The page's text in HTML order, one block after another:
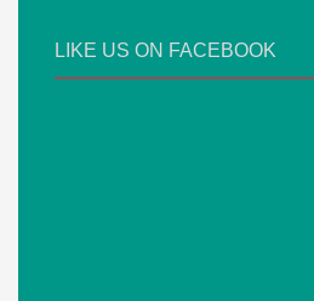
LIKE US ON FACEBOOK